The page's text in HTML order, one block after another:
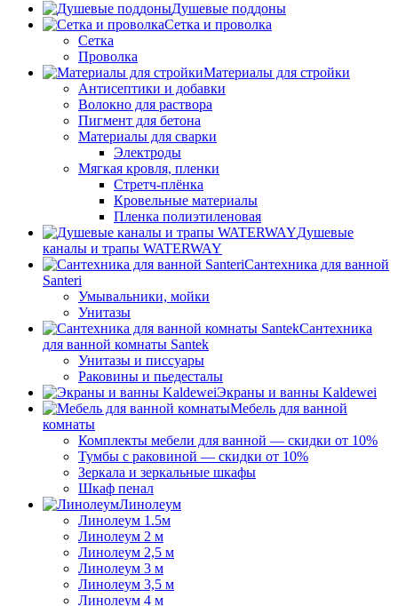
Душевые поддоны
Сетка и проволка
Сетка
Проволка
Материалы для стройки
Антисептики и добавки
Волокно для раствора
Пигмент для бетона
Материалы для сварки
Электроды
Мягкая кровля, пленки
Стретч-плёнка
Кровельные материалы
Пленка полиэтиленовая
Душевые
каналы и трапы WATERWAY
Сантехника для ванной
Santeri
Умывальники, мойки
Унитазы
Сантехника
для ванной комнаты Santek
Унитазы и писсуары
Раковины и пьедесталы
Экраны и ванны Kaldewei
Мебель для ванной
комнаты
Комплекты мебели для ванной — скидки от 10%
Тумбы с раковиной — скидки от 10%
Зеркала и зеркальные шкафы
Шкаф пенал
Линолеум
Линолеум 1.5м
Линолеум 2 м
Линолеум 2,5 м
Линолеум 3 м
Линолеум 3,5 м
Линолеум 4 м